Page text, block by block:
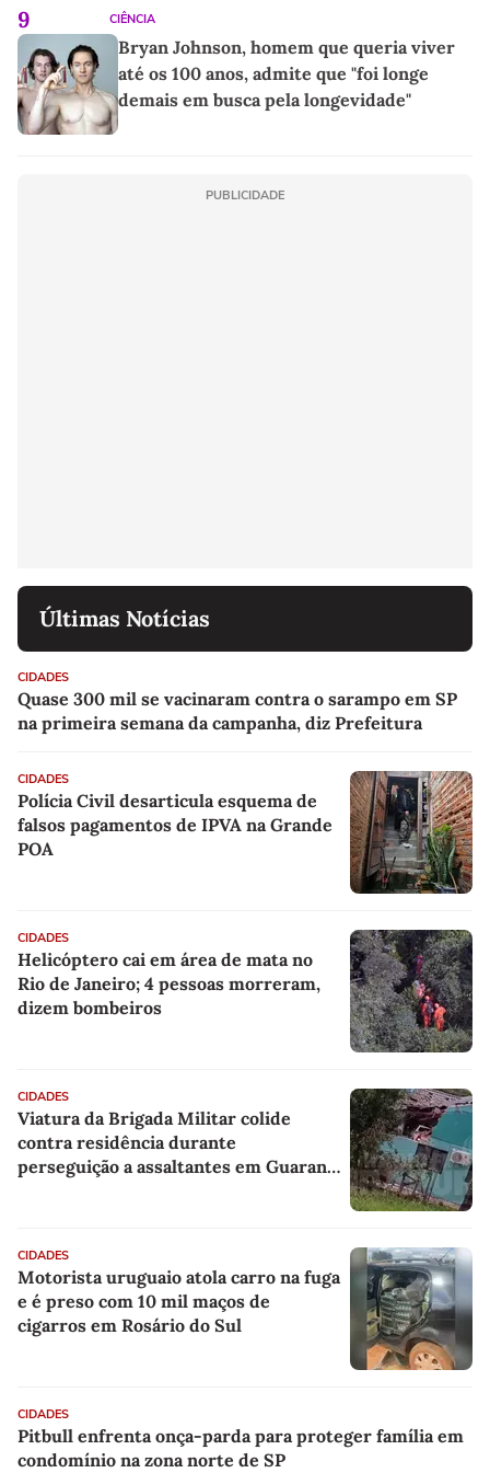
9 CIÊNCIA
Bryan Johnson, homem que queria viver
até os 100 anos, admite que "foi longe
demais em busca pela longevidade"
PUBLICIDADE
Últimas Notícias
CIDADES
Quase 300 mil se vacinaram contra o sarampo em SP
na primeira semana da campanha, diz Prefeitura
CIDADES
Polícia Civil desarticula esquema de
falsos pagamentos de IPVA na Grande
POA
CIDADES
Helicóptero cai em área de mata no
Rio de Janeiro; 4 pessoas morreram,
dizem bombeiros
CIDADES
Viatura da Brigada Militar colide
contra residência durante
perseguição a assaltantes em Guarani
CIDADES
Motorista uruguaio atola carro na fuga
e é preso com 10 mil maços de
cigarros em Rosário do Sul
CIDADES
Pitbull enfrenta onça-parda para proteger família em
condomínio na zona norte de SP